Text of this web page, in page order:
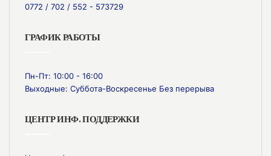
0772 / 702 / 552 - 573729
ГРАФИК РАБОТЫ
Пн-Пт: 10:00 - 16:00
Выходные: Суббота-Воскресенье Без перерыва
ЦЕНТР ИНФ. ПОДДЕРЖКИ